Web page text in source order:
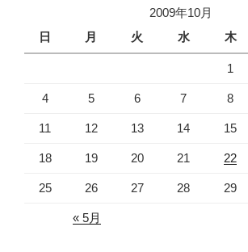
2009年10月
日
月 火 水 木
1
4 5 6 7 8
11 12 13 14 15
18 19 20 21 22
25 26 27 28 29
« 5月